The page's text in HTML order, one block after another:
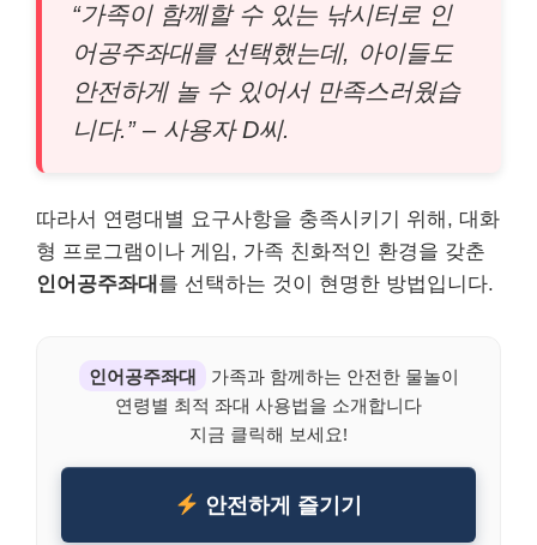
“가족이 함께할 수 있는 낚시터로 인
어공주좌대를 선택했는데, 아이들도
안전하게 놀 수 있어서 만족스러웠습
니다.” – 사용자 D씨.
따라서 연령대별 요구사항을 충족시키기 위해, 대화
형 프로그램이나 게임, 가족 친화적인 환경을 갖춘
인어공주좌대 를 선택하는 것이 현명한 방법입니다.
인어공주좌대
가족과 함께하는 안전한 물놀이
연령별 최적 좌대 사용법을 소개합니다
지금 클릭해 보세요!
안전하게 즐기기